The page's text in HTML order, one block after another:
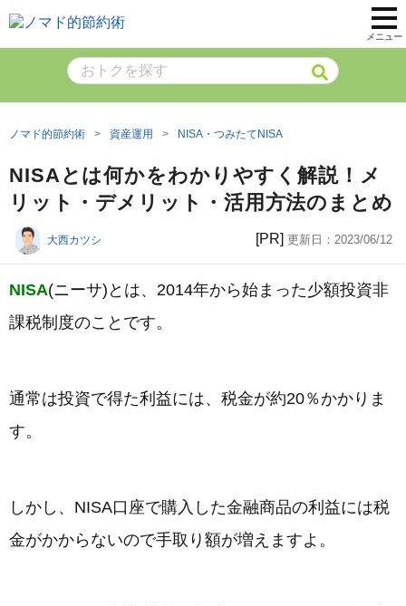
メニュー
ノマド的節約術 資産運用 NISA・つみたてNISA
NISAとは何かをわかりやすく解説！メ
リット・デメリット・活用方法のまとめ
大西カツシ [PR] 更新日： 2023/06/12
NISA(ニーサ)とは、2014年から始まった少額投資非
課税制度のことです。
通常は投資で得た利益には、税金が約20％かかりま
す。
しかし、NISA口座で購入した金融商品の利益には税
金がかからないので手取り額が増えますよ。